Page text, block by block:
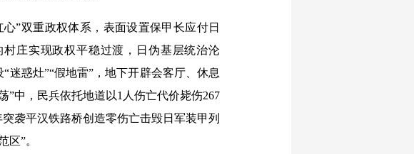
”双重政权体系，表面设置保甲长应付日
村庄实现政权平稳过渡，日伪基层统治沦
迷惑灶”“假地雷”，地下开辟会客厅、休息
”中，民兵依托地道以1人伤亡代价毙伤267
袭平汉铁路桥创造零伤亡击毁日军装甲列
区”。